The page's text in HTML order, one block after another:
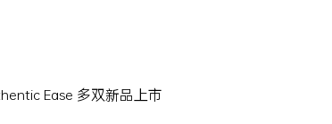
Ease 多双新品上市